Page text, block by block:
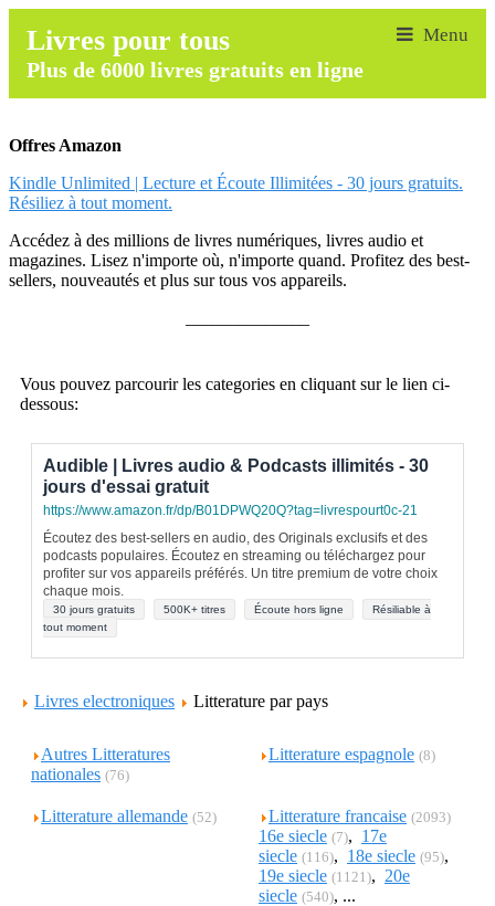
Livres pour tous
Plus de 6000 livres gratuits en ligne
Offres Amazon
Kindle Unlimited | Lecture et Écoute Illimitées - 30 jours gratuits.
Résiliez à tout moment.
Accédez à des millions de livres numériques, livres audio et
magazines. Lisez n'importe où, n'importe quand. Profitez des best-
sellers, nouveautés et plus sur tous vos appareils.
Vous pouvez parcourir les categories en cliquant sur le lien ci-
dessous:
Audible | Livres audio & Podcasts illimités - 30
jours d'essai gratuit
https://www.amazon.fr/dp/B01DPWQ20Q?tag=livrespourt0c-21
Écoutez des best-sellers en audio, des Originals exclusifs et des
podcasts populaires. Écoutez en streaming ou téléchargez pour
profiter sur vos appareils préférés. Un titre premium de votre choix
chaque mois.
30 jours gratuits 500K+ titres Écoute hors ligne
Résiliable à
tout moment
Livres electroniques Litterature par pays
Autres Litteratures
nationales (76)
Litterature espagnole (8)
Litterature allemande (52) Litterature francaise (2093)
16e siecle (7), 17e
siecle (116), 18e siecle (95),
19e siecle (1121), 20e
siecle (540), ...